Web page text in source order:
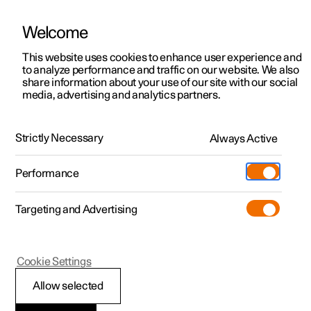
Polestar 2
Polestar 3
Polestar 4
Pre-owned
Shop
Mere
Udforsk Polestar 2
Kampagner
Nye lagerbiler
Prøvetur
Nye lagerbiler
Udforsk Polestar 4
Kampagner
Nye lagerbiler
Pre-owned-programmet
Pre-owned Polestar 2
Kampagner til privatkunder
Tilbud til erhvervskunder
Nye lagerbiler
Byg din bil
Pre-owned
Prøvetur
Extras tilbehør
(Åbner i et nyt vindue)
Experiences
Firmabil
Find os
Servicelokationer
Ejerskab
Opladning
Om Polestar
Bæredygtighed
HåndbogVideogalleriSoftwareopdateringer
Forkonditionering
Polestar 2
Starte og slukke for
Welcome
This website uses cookies to enhance user experience and
to analyze performance and traffic on our website. We also
share information about your use of our site with our social
media, advertising and analytics partners.
Strictly Necessary Always Active
Performance
Targeting and Advertising
Allow selected
Cookie Settings